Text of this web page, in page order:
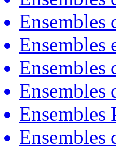
Ensembles
Ensembles
Ensembles
Ensembles
Ensembles
Ensembles